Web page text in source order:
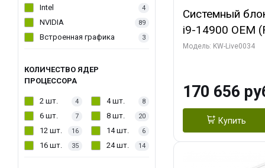
Intel 4
NVIDIA 89
Встроенная графика 3
КОЛИЧЕСТВО ЯДЕР
ПРОЦЕССОРА
2 шт. 4 4 шт. 8
6 шт. 7 8 шт. 20
12 шт. 16 14 шт. 6
16 шт. 35 24 шт. 14
Системный
i9-14900 OEM
C24 16EC/
/ 1 ТБ SSD)
Модель: KW-Live0034
170 656
Купить